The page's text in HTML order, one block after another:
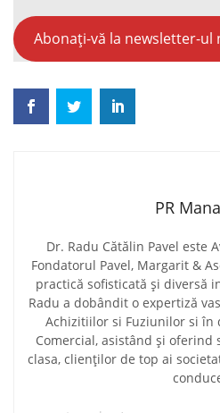
Abonați-vă la newsletter-ul
PR
Dr. Radu Cătălin Pavel este
Fondatorul Pavel, Margarit &
practică sofisticată și diversă
Radu a dobândit o expertiză
Achizitiilor si Fuziunilor si în
Comercial, asistând și
clasa, clienților de top ai